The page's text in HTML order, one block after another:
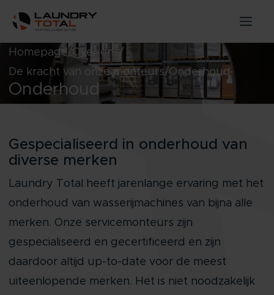
Homepage Over ons
De kracht van onze monteurs Onderhoud
Onderhoud
Gespecialiseerd in onderhoud van
diverse merken
Laundry Total heeft jarenlange ervaring met het
onderhoud van wasserijmachines van bijna alle
merken. Onze servicemonteurs zijn
gespecialiseerd en gecertificeerd en zijn
daardoor altijd up-to-date voor de meest
uiteenlopende merken. Het is niet noodzakelijk